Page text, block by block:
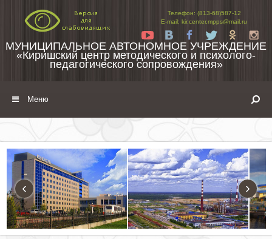
Телефон: (813-68)587-12
E-mail: kir.center.mpps@mail.ru
Yt
Tw
МУНИЦИПАЛЬНОЕ АВТОНОМНОЕ УЧРЕЖДЕНИЕ
«Киришский центр методического и психолого-
педагогического сопровождения»
Меню
‹ ›